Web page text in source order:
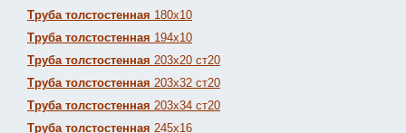
Труба толстостенная 180х10
Труба толстостенная 194х10
Труба толстостенная 203х20 ст20
Труба толстостенная 203х32 ст20
Труба толстостенная 203х34 ст20
Труба толстостенная 245х16